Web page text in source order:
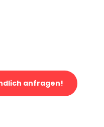
anfragen!